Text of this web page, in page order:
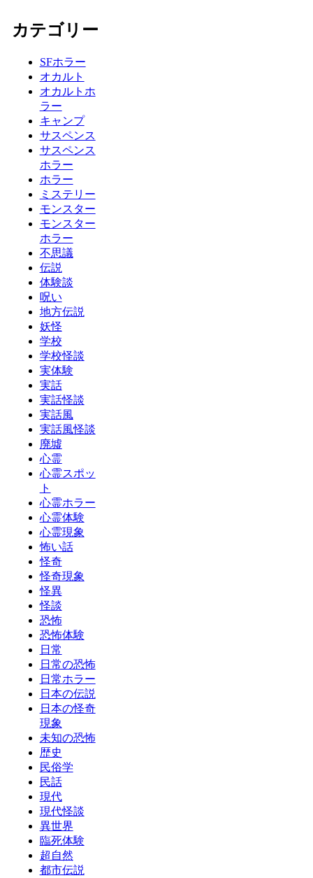
カテゴリー
SFホラー
オカルト
オカルトホ
ラー
キャンプ
サスペンス
サスペンス
ホラー
ホラー
ミステリー
モンスター
モンスター
ホラー
不思議
伝説
体験談
呪い
地方伝説
妖怪
学校
学校怪談
実体験
実話
実話怪談
実話風
実話風怪談
廃墟
心霊
心霊スポッ
ト
心霊ホラー
心霊体験
心霊現象
怖い話
怪奇
怪奇現象
怪異
怪談
恐怖
恐怖体験
日常
日常の恐怖
日常ホラー
日本の伝説
日本の怪奇
現象
未知の恐怖
歴史
民俗学
民話
現代
現代怪談
異世界
臨死体験
超自然
都市伝説